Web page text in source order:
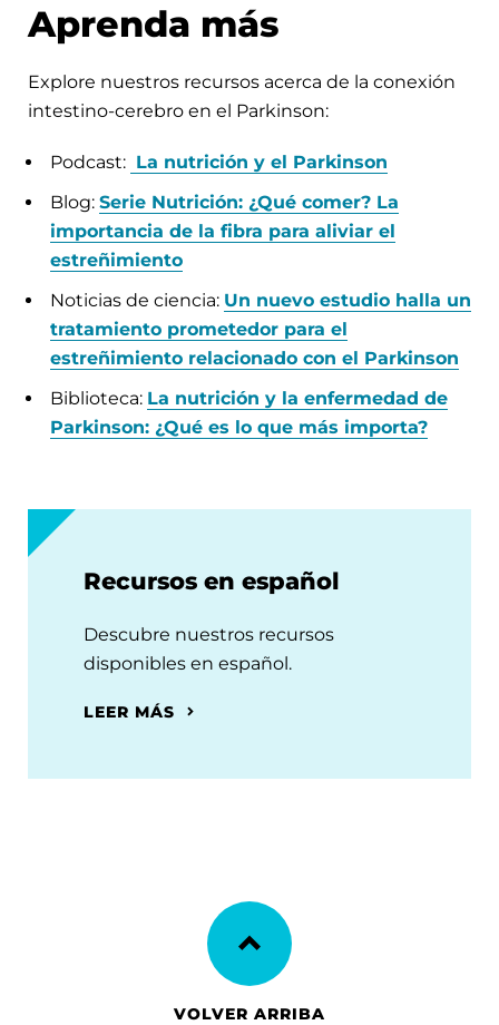
Aprenda más
Explore nuestros recursos acerca de la conexión
intestino-cerebro en el Parkinson:
Podcast: La nutrición y el Parkinson
Blog: Serie Nutrición: ¿Qué comer? La
importancia de la fibra para aliviar el
estreñimiento
Noticias de ciencia: Un nuevo estudio halla un
tratamiento prometedor para el
estreñimiento relacionado con el Parkinson
Biblioteca: La nutrición y la enfermedad de
Parkinson: ¿Qué es lo que más importa?
Recursos en español
Descubre nuestros recursos
disponibles en español.
LEER MÁS
VOLVER ARRIBA